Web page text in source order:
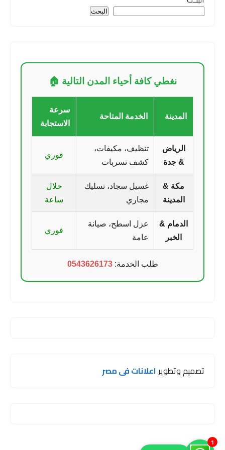
البحث
نغطي كافة أحياء المدن التالية 🏠
المدينة الخدمة المتاحة
سرعة
الاستجابة
الرياض
& جدة
تنظيف، مكيفات،
كشف تسربات
فوري
مكة &
المدينة
غسيل سجاد، تسليك
مجاري
خلال
ساعة
الدمام &
الخبر
عزل اسطح، صيانة
عامة
فوري
طلب الخدمة:0543626173
تصميم وتطويراعلانات فى مصر